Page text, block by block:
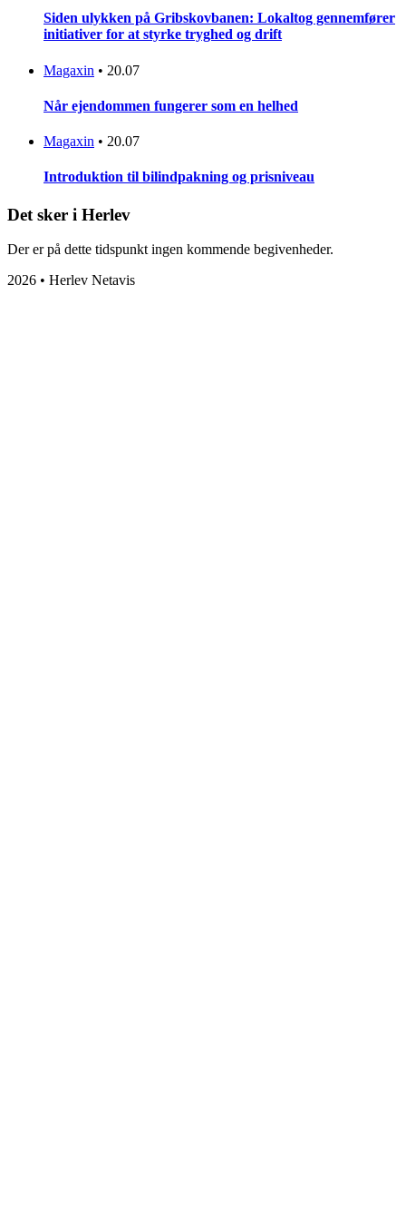
Siden ulykken på Gribskovbanen: Lokaltog gennemfører
initiativer for at styrke tryghed og drift
Magaxin • 20.07
Når ejendommen fungerer som en helhed
Magaxin • 20.07
Introduktion til bilindpakning og prisniveau
Det sker i Herlev
Der er på dette tidspunkt ingen kommende begivenheder.
2026 • Herlev Netavis